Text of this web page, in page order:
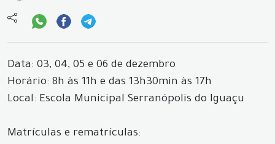
Data: 03, 04, 05 e 06 de dezembro
Horário: 8h às 11h e das 13h30min às 17h
Local: Escola Municipal Serranópolis do Iguaçu
Matrículas e rematrículas: